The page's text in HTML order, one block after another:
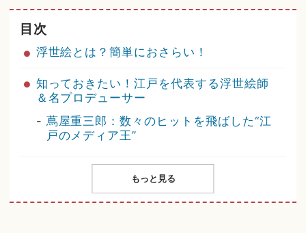
目次
浮世絵とは？簡単におさらい！
知っておきたい！江戸を代表する浮世絵師
＆名プロデューサー
- 蔦屋重三郎：数々のヒットを飛ばした“江
戸のメディア王”
もっと見る